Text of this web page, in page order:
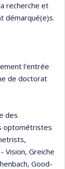
recherche et
démarqué(e)s.
l'entrée
de doctorat
des
optométristes
Vision, Greiche
Good-